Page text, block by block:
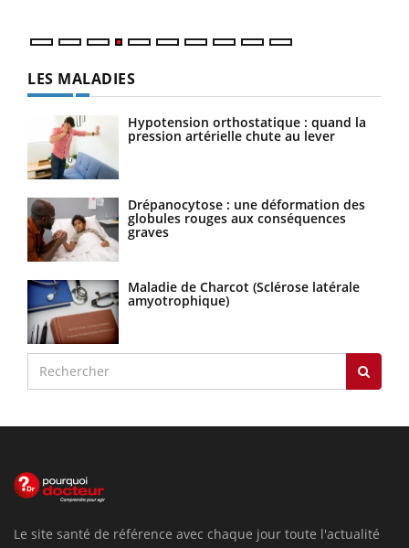
LES MALADIES
Hypotension orthostatique : quand la
pression artérielle chute au lever
Drépanocytose : une déformation des
globules rouges aux conséquences
graves
Maladie de Charcot (Sclérose latérale
amyotrophique)
Le site santé de référence avec chaque jour toute l'actualité